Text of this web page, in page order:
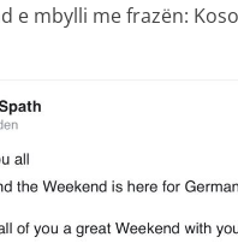
e mbylli me frazën: